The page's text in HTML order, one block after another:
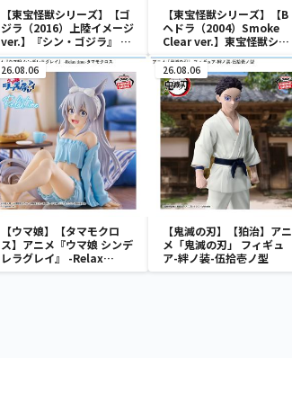
【東宝怪獣シリーズ】【ゴ
ジラ（2016）上陸イメージ
ver.】『シン・ゴジラ』 ア
ートヴィネット ゴジラ
（2016）第4形態 上陸イメ
ージver.
【東宝怪獣シリーズ】【B
ヘドラ（2004）Smoke
Clear ver.】東宝怪獣シリ
ーズ 鎮座獣 ヘドラ
（2004）
26.08.06
【ウマ娘】【タマモクロ
ス】アニメ『ウマ娘 シンデ
レラグレイ』 -Relax
time-タマモクロス
26.08.06
【鬼滅の刃】【狛治】アニ
メ「鬼滅の刃」 フィギュ
ア-絆ノ装-伍拾壱ノ型